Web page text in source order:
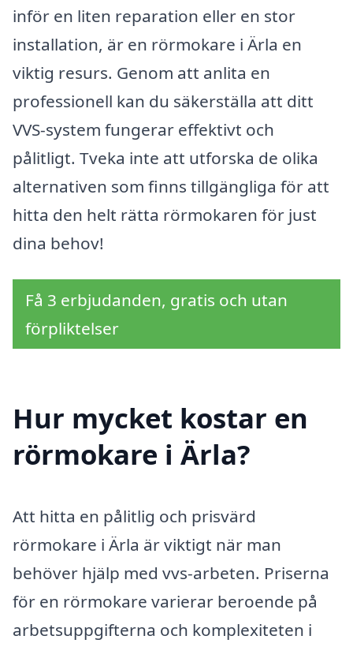
inför en liten reparation eller en stor
installation, är en rörmokare i Ärla en
viktig resurs. Genom att anlita en
professionell kan du säkerställa att ditt
VVS-system fungerar effektivt och
pålitligt. Tveka inte att utforska de olika
alternativen som finns tillgängliga för att
hitta den helt rätta rörmokaren för just
dina behov!
Få 3 erbjudanden, gratis och utan
förpliktelser
Hur mycket kostar en
rörmokare i Ärla?
Att hitta en pålitlig och prisvärd
rörmokare i Ärla är viktigt när man
behöver hjälp med vvs-arbeten. Priserna
för en rörmokare varierar beroende på
arbetsuppgifterna och komplexiteten i